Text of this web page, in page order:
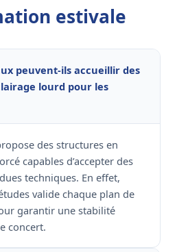
estivale
peuvent-ils accueillir des
lourd pour les
des structures en
capables d’accepter des
techniques. En effet,
valide chaque plan de
garantir une stabilité
concert.